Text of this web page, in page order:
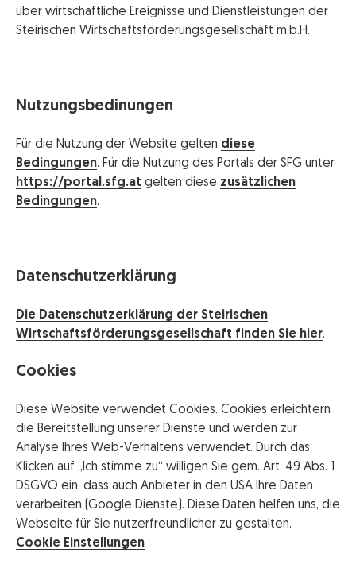
über wirtschaftliche Ereignisse und Dienstleistungen der
Steirischen Wirtschaftsförderungsgesellschaft m.b.H.
Nutzungsbedinungen
Für die Nutzung der Website gelten diese
Bedingungen. Für die Nutzung des Portals der SFG unter
https://portal.sfg.at gelten diese zusätzlichen
Bedingungen.
Datenschutzerklärung
Die Datenschutzerklärung der Steirischen
Wirtschaftsförderungsgesellschaft finden Sie hier.
Cookies
Diese Website verwendet Cookies. Cookies erleichtern
die Bereitstellung unserer Dienste und werden zur
Analyse Ihres Web-Verhaltens verwendet. Durch das
Klicken auf „Ich stimme zu“ willigen Sie gem. Art. 49 Abs. 1
DSGVO ein, dass auch Anbieter in den USA Ihre Daten
verarbeiten (Google Dienste). Diese Daten helfen uns, die
Webseite für Sie nutzerfreundlicher zu gestalten.
Cookie Einstellungen